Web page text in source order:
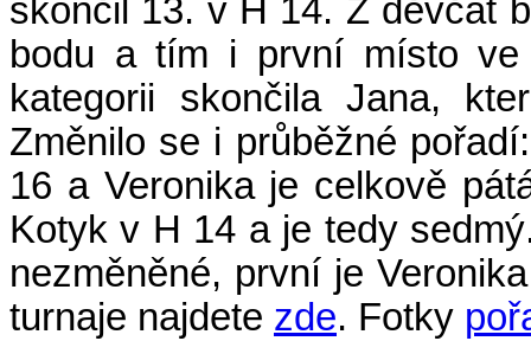
skončil 13. v H 14. Z děvčat
bodu a tím i první místo
kategorii skončila Jana,
Změnilo se i průběžné
16 a Veronika je celkově
Kotyk v H 14 a je tedy
nezměněné, první je
turnaje najdete zde. Fotky